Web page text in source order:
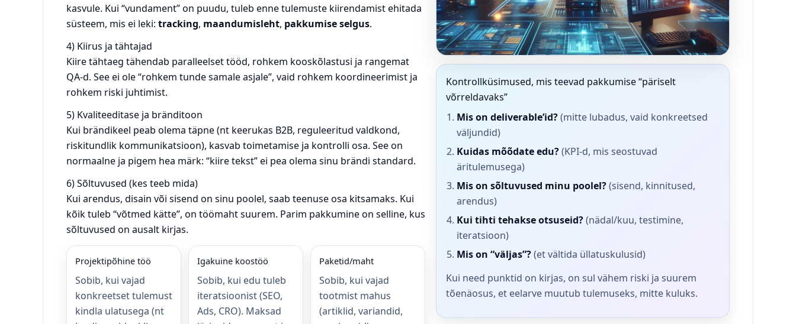
kasvule. Kui “vundament” on puudu, tuleb enne tulemuste kiirendamist ehitada
süsteem, mis ei leki: tracking, maandumisleht, pakkumise selgus.
4) Kiirus ja tähtajad
Kiire tähtaeg tähendab paralleelset tööd, rohkem kooskõlastusi ja rangemat
QA-d. See ei ole “rohkem tunde samale asjale”, vaid rohkem koordineerimist ja
rohkem riski juhtimist.
5) Kvaliteeditase ja bränditoon
Kui brändikeel peab olema täpne (nt keerukas B2B, reguleeritud valdkond,
riskitundlik kommunikatsioon), kasvab toimetamise ja kontrolli osa. See on
normaalne ja pigem hea märk: “kiire tekst” ei pea olema sinu brändi standard.
6) Sõltuvused (kes teeb mida)
Kui arendus, disain või sisend on sinu poolel, saab teenuse osa kitsamaks. Kui
kõik tuleb “võtmed kätte”, on töömaht suurem. Parim pakkumine on selline, kus
sõltuvused on ausalt kirjas.
Projektipõhine töö
Sobib, kui vajad
konkreetset tulemust
kindla ulatusega (nt
Igakuine koostöö
Sobib, kui edu tuleb
iteratsioonist (SEO,
Ads, CRO). Maksad
Paketid/maht
Sobib, kui vajad
tootmist mahus
(artiklid, variandid,
Kontrollküsimused, mis teevad pakkumise “päriselt
võrreldavaks”
Mis on deliverable’id?(mitte lubadus, vaid konkreetsed
väljundid)
Kuidas mõõdate edu?(KPI-d, mis seostuvad
äritulemusega)
Mis on sõltuvused minu poolel?(sisend, kinnitused,
arendus)
Kui tihti tehakse otsuseid?(nädal/kuu, testimine,
iteratsioon)
Mis on “väljas”?(et vältida üllatuskulusid)
Kui need punktid on kirjas, on sul vähem riski ja suurem
tõenäosus, et eelarve muutub tulemuseks, mitte kuluks.